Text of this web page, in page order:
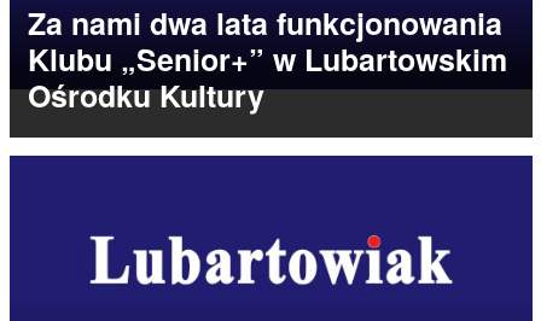
Za nami dwa lata funkcjonowania
Klubu „Senior+” w Lubartowskim
Ośrodku Kultury